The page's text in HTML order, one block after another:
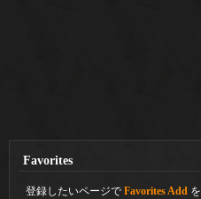
Favorites
登録したいページで Favorites Add を